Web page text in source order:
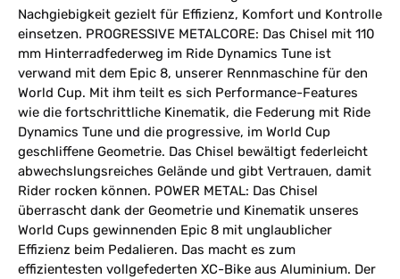
Nachgiebigkeit gezielt für Effizienz, Komfort und Kontrolle
einsetzen. PROGRESSIVE METALCORE: Das Chisel mit 110
mm Hinterradfederweg im Ride Dynamics Tune ist
verwand mit dem Epic 8, unserer Rennmaschine für den
World Cup. Mit ihm teilt es sich Performance-Features
wie die fortschrittliche Kinematik, die Federung mit Ride
Dynamics Tune und die progressive, im World Cup
geschliffene Geometrie. Das Chisel bewältigt federleicht
abwechslungsreiches Gelände und gibt Vertrauen, damit
Rider rocken können. POWER METAL: Das Chisel
überrascht dank der Geometrie und Kinematik unseres
World Cups gewinnenden Epic 8 mit unglaublicher
Effizienz beim Pedalieren. Das macht es zum
effizientesten vollgefederten XC-Bike aus Aluminium. Der